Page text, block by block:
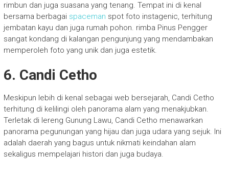
rimbun dan juga suasana yang tenang. Tempat ini di kenal
bersama berbagai spaceman spot foto instagenic, terhitung
jembatan kayu dan juga rumah pohon. rimba Pinus Pengger
sangat kondang di kalangan pengunjung yang mendambakan
memperoleh foto yang unik dan juga estetik.
6. Candi Cetho
Meskipun lebih di kenal sebagai web bersejarah, Candi Cetho
terhitung di kelilingi oleh panorama alam yang menakjubkan.
Terletak di lereng Gunung Lawu, Candi Cetho menawarkan
panorama pegunungan yang hijau dan juga udara yang sejuk. Ini
adalah daerah yang bagus untuk nikmati keindahan alam
sekaligus mempelajari histori dan juga budaya.